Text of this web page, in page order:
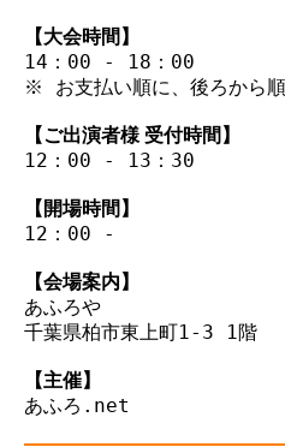
【大会時間】
14：00 - 18：00
※ お支払い順に、後ろから順
【ご出演者様 受付時間】
12：00 - 13：30
【開場時間】
12：00 -
【会場案内】
あふろや
千葉県柏市東上町1-3 1階
【主催】